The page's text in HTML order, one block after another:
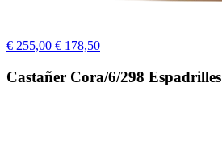
€ 255,00 € 178,50
Castañer Cora/6/298 Espadrilles